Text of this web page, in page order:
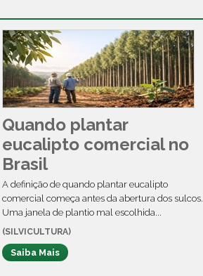
Quando plantar
eucalipto comercial no
Brasil
A definição de quando plantar eucalipto
comercial começa antes da abertura dos sulcos.
Uma janela de plantio mal escolhida...
(SILVICULTURA)
Saiba Mais